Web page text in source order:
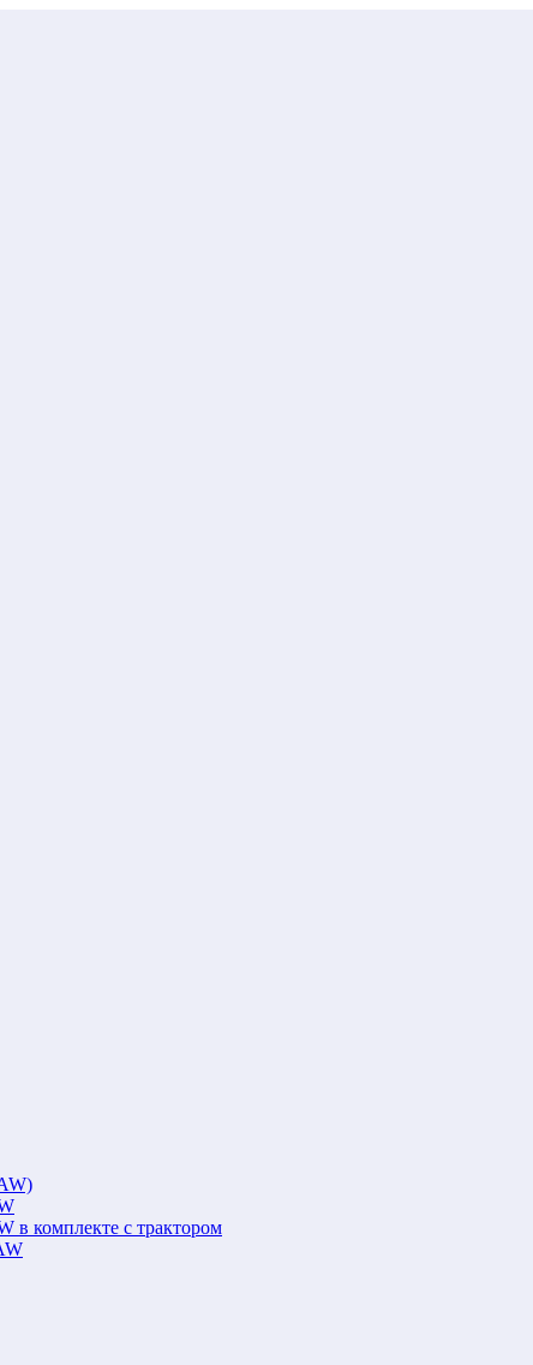
в комплекте с трактором